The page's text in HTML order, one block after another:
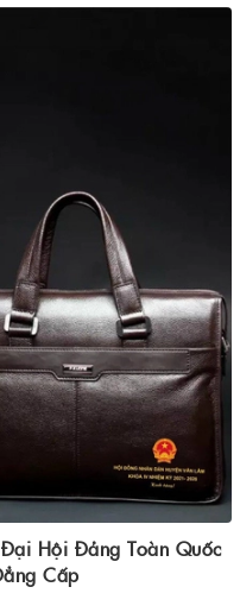
Hội Đảng Toàn Quốc
Cấp